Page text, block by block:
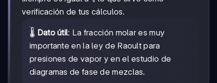
verificación de tus cálculos.
🌡️ Dato útil: La fracción molar es muy
importante en la ley de Raoult para
presiones de vapor y en el estudio de
diagramas de fase de mezclas.